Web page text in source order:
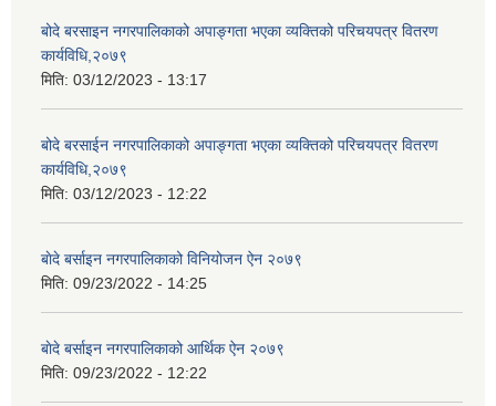
बोदे बरसाइन नगरपालिकाको अपाङ्गता भएका व्यक्तिको परिचयपत्र वितरण
कार्यविधि,२०७९
मिति: 03/12/2023 - 13:17
बोदे बरसाईन नगरपालिकाको अपाङ्गता भएका व्यक्तिको परिचयपत्र वितरण
कार्यविधि,२०७९
मिति: 03/12/2023 - 12:22
बाेदे बर्साइन नगरपालिकाको विनियोजन ऐन २०७९
मिति: 09/23/2022 - 14:25
बाेदे बर्साइन नगरपालिकाको आर्थिक ऐन २०७९
मिति: 09/23/2022 - 12:22